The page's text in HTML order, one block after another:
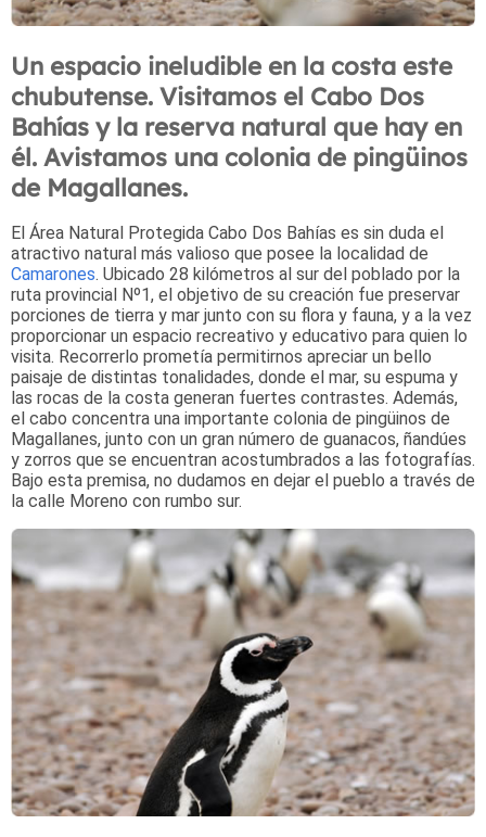
Un espacio ineludible en la costa este
chubutense. Visitamos el Cabo Dos
Bahías y la reserva natural que hay en
él. Avistamos una colonia de pingüinos
de Magallanes.
El Área Natural Protegida Cabo Dos Bahías es sin duda el
atractivo natural más valioso que posee la localidad de
Camarones. Ubicado 28 kilómetros al sur del poblado por la
ruta provincial Nº1, el objetivo de su creación fue preservar
porciones de tierra y mar junto con su flora y fauna, y a la vez
proporcionar un espacio recreativo y educativo para quien lo
visita. Recorrerlo prometía permitirnos apreciar un bello
paisaje de distintas tonalidades, donde el mar, su espuma y
las rocas de la costa generan fuertes contrastes. Además,
el cabo concentra una importante colonia de pingüinos de
Magallanes, junto con un gran número de guanacos, ñandúes
y zorros que se encuentran acostumbrados a las fotografías.
Bajo esta premisa, no dudamos en dejar el pueblo a través de
la calle Moreno con rumbo sur.